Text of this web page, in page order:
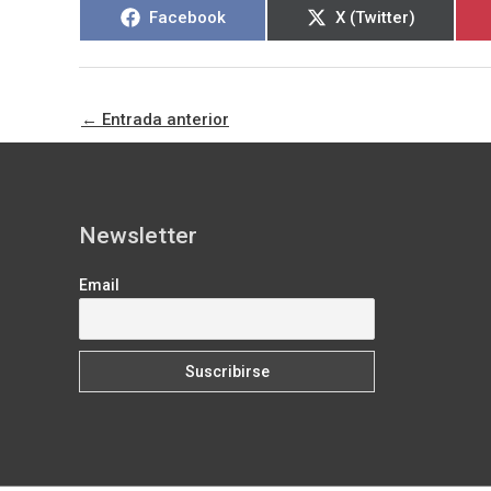
Compartir
Facebook
Compartir
en
X (Twitter)
← Entrada anterior
Newsletter
Email